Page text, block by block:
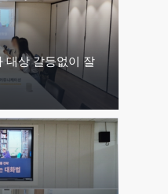
대상 갈등없이 잘